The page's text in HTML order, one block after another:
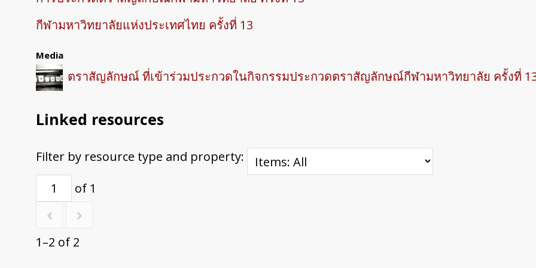
กีฬามหาวิทยาลัยแห่งประเทศไทย ครั้งที่ 13
Media
ตราสัญลักษณ์ ที่เข้าร่วมประกวดในกิจกรรมประกวดตราสัญลักษณ์กีฬามหาวิทยาลัย ครั้งที่
Linked resources
Filter by resource type and property:
of 1
1–2 of 2